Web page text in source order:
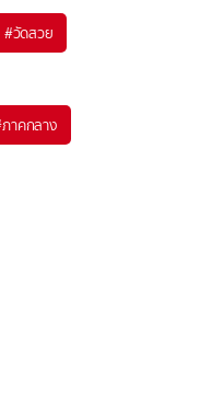
#วัดสวย
าคกลาง